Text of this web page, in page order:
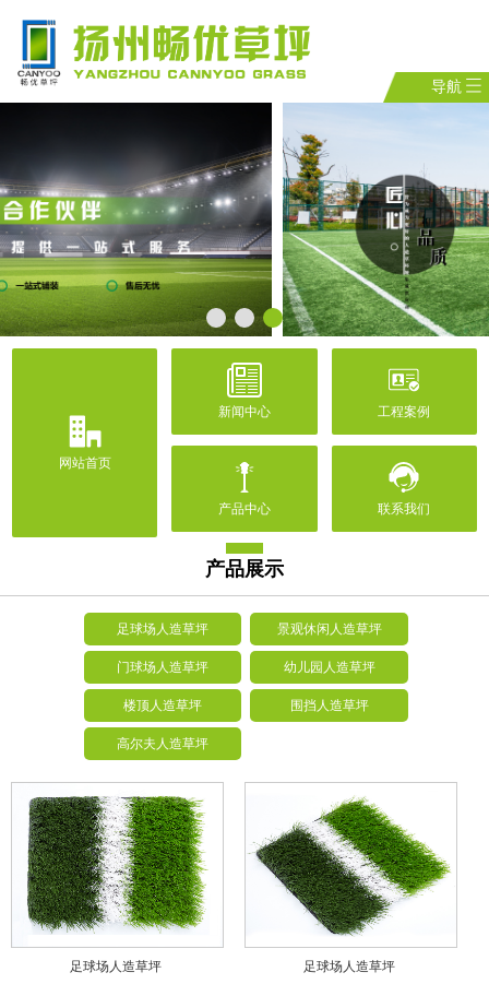
导航
网站首页
新闻中心 工程案例
产品中心 联系我们
产品展示
足球场人造草坪 景观休闲人造草坪
门球场人造草坪 幼儿园人造草坪
楼顶人造草坪 围挡人造草坪
高尔夫人造草坪
足球场人造草坪 足球场人造草坪